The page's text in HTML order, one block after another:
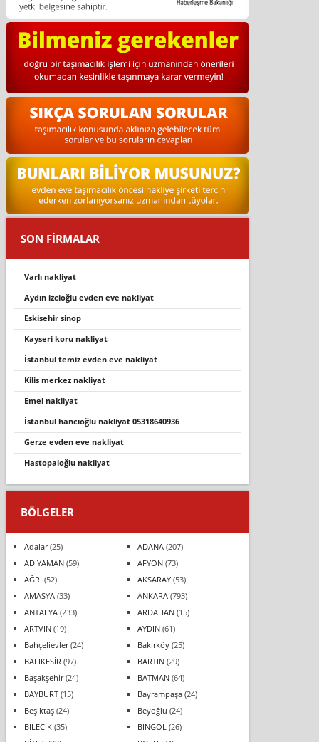
SON FİRMALAR
varli nakli̇yat
aydın izcioğlu evden eve nakliyat
eskisehir sinop
kayseri koru nakliyat
i̇stanbul temiz evden eve nakliyat
ki̇li̇s merkez nakli̇yat
emel nakliyat
i̇stanbul hancioğlu nakli̇yat 05318640936
gerze evden eve nakli̇yat
hastopaloğlu nakli̇yat
BÖLGELER
Adalar(25) ADANA(207)
ADIYAMAN(59) AFYON(73)
AĞRI (52) AKSARAY(53)
AMASYA(33) ANKARA(793)
ANTALYA(233) ARDAHAN(15)
ARTVİN(19) AYDIN(61)
Bahçelievler(24) Bakırköy(25)
BALIKESİR (97) BARTIN(29)
Başakşehir(24) BATMAN(64)
BAYBURT(15) Bayrampaşa(24)
Beşiktaş(24) Beyoğlu (24)
BİLECİK(35) BİNGÖL (26)